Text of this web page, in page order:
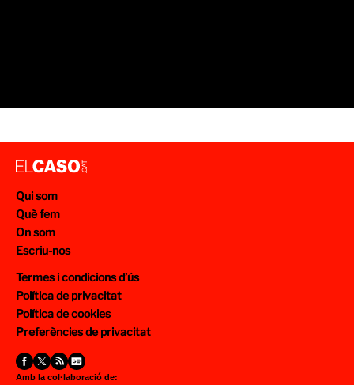
Qui som
Què fem
On som
Escriu-nos
Termes i condicions d’ús
Política de privacitat
Política de cookies
Preferències de privacitat
Amb la col·laboració de: